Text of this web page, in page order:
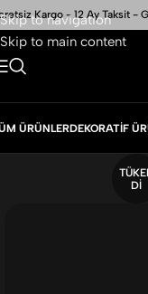
Skip to navigation
Skip to main content
Kargo - 12 Ay Taksit -
ÜRÜNLERDEKORATIF
DI